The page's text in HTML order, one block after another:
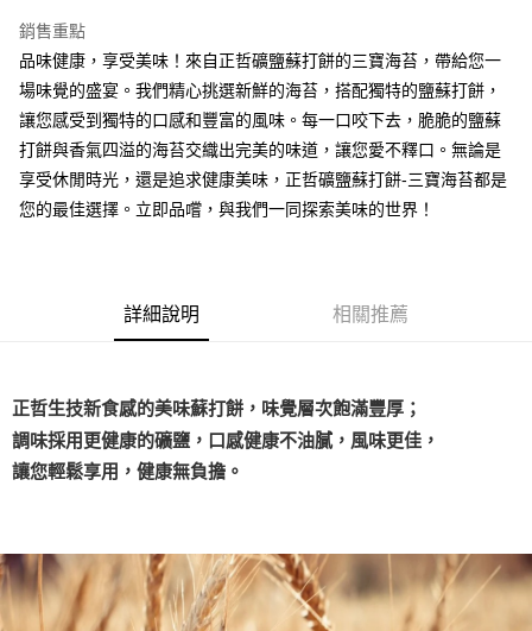
每筆NT$225
鮮時配（台北市全區、新北市板橋、三重、中和、永和、新店、新
莊及蘆洲區）
銷售重點
品味健康，享受美味！來自正哲礦鹽蘇打餅的三寶海苔，帶給您一
場味覺的盛宴。我們精心挑選新鮮的海苔，搭配獨特的鹽蘇打餅，
讓您感受到獨特的口感和豐富的風味。每一口咬下去，脆脆的鹽蘇
打餅與香氣四溢的海苔交織出完美的味道，讓您愛不釋口。無論是
享受休閒時光，還是追求健康美味，正哲礦鹽蘇打餅-三寶海苔都是
您的最佳選擇。立即品嚐，與我們一同探索美味的世界！
詳細說明 相關推薦
正哲生技新食感的美味蘇打餅，味覺層次飽滿豐厚；
調味採用更健康的礦鹽，口感健康不油膩，風味更佳，
讓您輕鬆享用，健康無負擔。